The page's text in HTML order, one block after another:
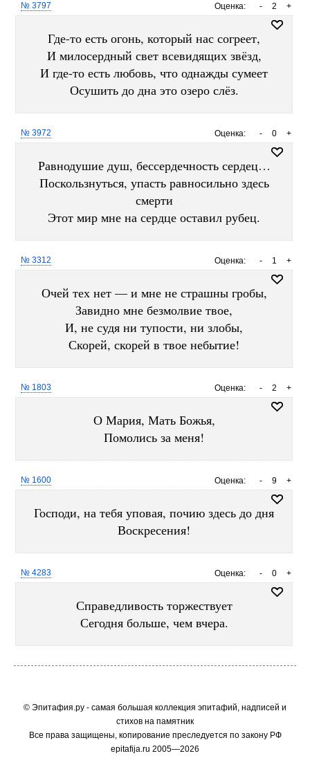
Оценка: +
2
-
№ 3797
Где-то есть огонь, который нас согреет,
И милосердный свет всевидящих звёзд,
И где-то есть любовь, что однажды сумеет
Осушить до дна это озеро слёз.
Оценка: +
0
-
№ 3972
Равнодушие душ, бессердечность сердец…
Поскользнуться, упасть равносильно здесь
смерти
Этот мир мне на сердце оставил рубец.
Оценка: +
1
-
№ 3312
Очей тех нет — и мне не страшны гробы,
Завидно мне безмолвие твое,
И, не судя ни тупости, ни злобы,
Скорей, скорей в твое небытие!
Оценка: +
2
-
№ 1803
О Мария, Мать Божья,
Помолись за меня!
Оценка: +
9
-
№ 1600
Господи, на тебя уповая, почию здесь до дня
Воскресения!
Оценка: +
0
-
№ 4283
Справедливость торжествует
Сегодня больше, чем вчера.
© Эпитафия.ру - самая большая коллекция эпитафий, надписей и
стихов на памятник
Все права защищены, копирование преследуется по закону РФ
epitafija.ru 2005—2026